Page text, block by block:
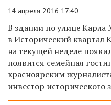
14 апреля 2016 17:40
В здании по улице Карла
в Исторический квартал
на текущей неделе
появится семейная
красноярским
инвестор